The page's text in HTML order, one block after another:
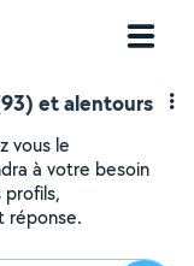
et alentours
vous le
à votre besoin
profils,
réponse.